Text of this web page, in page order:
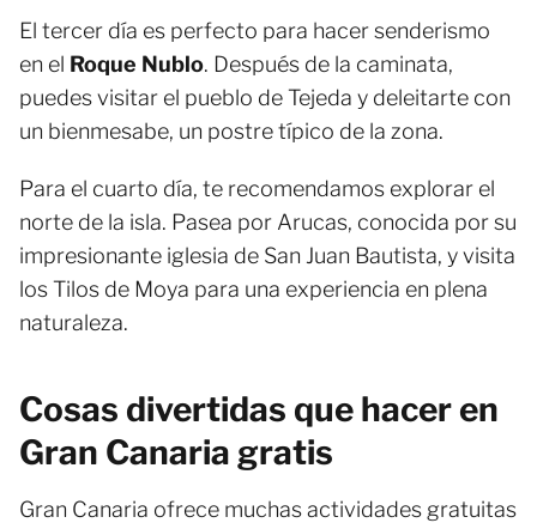
El tercer día es perfecto para hacer senderismo
en el Roque Nublo. Después de la caminata,
puedes visitar el pueblo de Tejeda y deleitarte con
un bienmesabe, un postre típico de la zona.
Para el cuarto día, te recomendamos explorar el
norte de la isla. Pasea por Arucas, conocida por su
impresionante iglesia de San Juan Bautista, y visita
los Tilos de Moya para una experiencia en plena
naturaleza.
Cosas divertidas que hacer en
Gran Canaria gratis
Gran Canaria ofrece muchas actividades gratuitas